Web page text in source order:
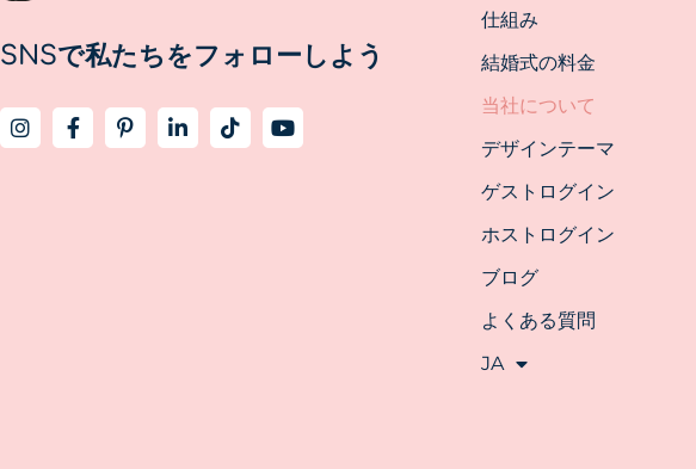
SNSで私たちをフォローしよう
仕組み
結婚式の料金
当社について
デザインテーマ
ゲストログイン
ホストログイン
ブログ
よくある質問
JA